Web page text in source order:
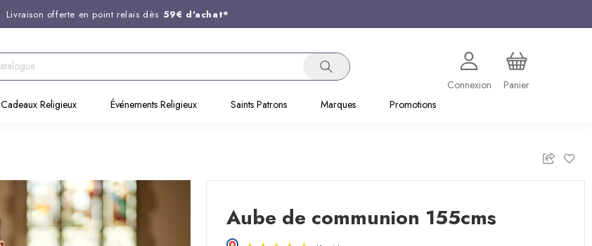
Livraison offerte en point relais dès 59€ d'achat*
Support client disponible au
Commandez avant 14H, expédition le jour même !
Connexion
Panier
Cadeaux Religieux Événements Religieux Saints Patrons Marques Promotions
Aube de communion 155cms